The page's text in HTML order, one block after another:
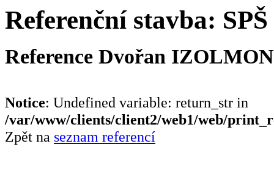
Referenční stavba:
Reference Dvořan
Notice: Undefined variable: return_str in
/var/www/clients/client2/web1/web/
Zpět na seznam referencí